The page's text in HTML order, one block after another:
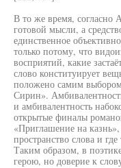
В то же время, согласно
готовой мысли, а
единственное
только потому, что
восприятий, какие
слово конституирует
положено самим
Сирин».
и амбивалентность
открытые финалы
«Приглашение на
пространство слова и
Таким образом, в
герою, но доверие к